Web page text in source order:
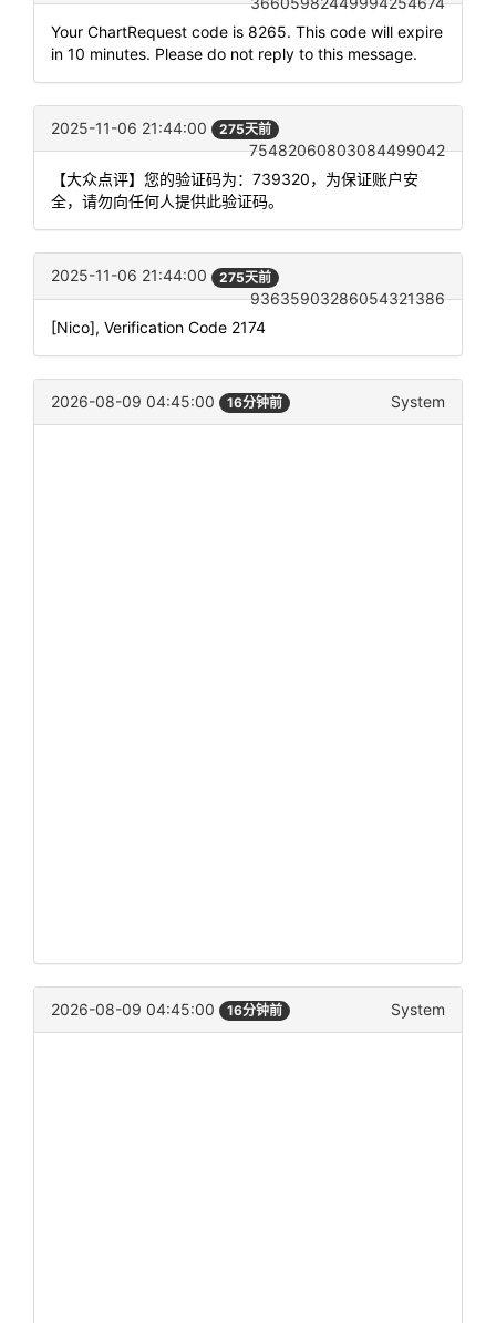
Your ChartRequest code is 8265. This code will expire
in 10 minutes. Please do not reply to this message.
2025-11-06 21:44:00 275天前
75482060803084499042
【大众点评】您的验证码为：739320，为保证账户安
全，请勿向任何人提供此验证码。
2025-11-06 21:44:00 275天前
93635903286054321386
[Nico], Verification Code 2174
2026-08-09 04:45:00 16分钟前 System
2026-08-09 04:45:00 16分钟前 System